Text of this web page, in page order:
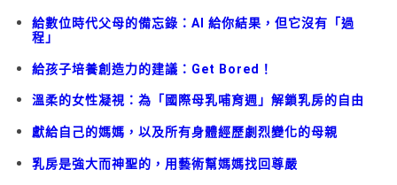
給數位時代父母的備忘錄：AI 給你結果，但它沒有「過
程」
給孩子培養創造力的建議：Get Bored！
溫柔的女性凝視：為「國際母乳哺育週」解鎖乳房的自由
獻給自己的媽媽，以及所有身體經歷劇烈變化的母親
乳房是強大而神聖的，用藝術幫媽媽找回尊嚴